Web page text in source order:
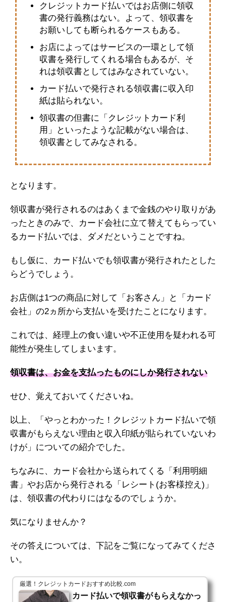
クレジットカード払いではお店側に領収
書の発行義務はない。よって、領収書を
お願いしても断られるケースもある。
お店によってはサービスの一環として領
収書を発行してくれる場合もあるが、そ
れは領収書としてはみなされていない。
カード払いで発行される領収書に収入印
紙は貼られない。
領収書の但書に「クレジットカード利
用」といったような記載がない場合は、
領収書としてみなされる。
となります。
領収書が発行されるのはあくまで金銭のやり取りがあ
ったときのみで、カード会社に立て替えてもらってい
るカード払いでは、ダメだということですね。
もし仮に、カード払いでも領収書が発行されたとした
らどうでしょう。
お店側は1つの商品に対して「お客さん」と「カード
会社」の2ヵ所から支払いを受けたことになります。
これでは、経理上の食い違いや不正使用を疑われる可
能性が発生してしまいます。
領収書は、お金を支払ったものにしか発行されない
せひ、覚えておいてくださいね。
以上、「やっとわかった！クレジットカード払いで領
収書がもらえない理由と収入印紙が貼られていないわ
けが」についての紹介でした。
ちなみに、カード会社から送られてくる「利用明細
書」やお店から発行される「レシート(お客様控え)」
は、領収書の代わりにはなるのでしょうか。
気になりませんか？
その答えについては、下記をご覧になってみてくださ
い。
厳選！クレジットカードおすすめ比較.com
カード払いで領収書がもらえなかっ